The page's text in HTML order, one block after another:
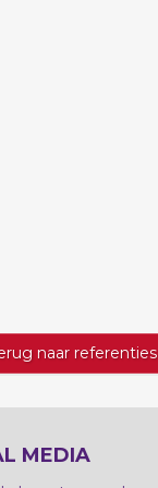
naar referenties
MEDIA